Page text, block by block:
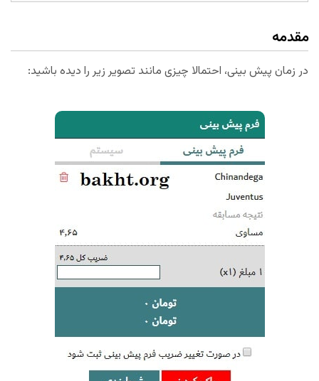
مقدمه
در زمان پیش بینی، احتمالا چیزی مانند تصویر زیر را دیده باشید: